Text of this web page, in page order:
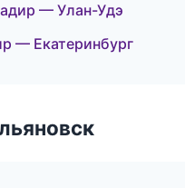
— Улан-Удэ
— Екатеринбург